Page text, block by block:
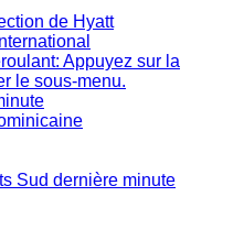
de Hyatt
Appuyez sur la
le sous-menu.
Sud dernière minute